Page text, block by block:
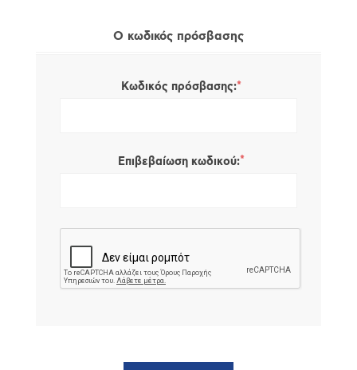
Ο κωδικός πρόσβασης
Κωδικός πρόσβασης:*
Επιβεβαίωση κωδικού:*